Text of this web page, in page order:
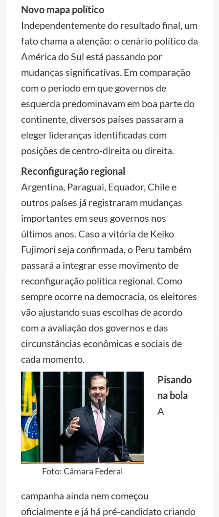
Novo mapa político
Independentemente do resultado final, um
fato chama a atenção: o cenário político da
América do Sul está passando por
mudanças significativas. Em comparação
com o período em que governos de
esquerda predominavam em boa parte do
continente, diversos países passaram a
eleger lideranças identificadas com
posições de centro-direita ou direita.
Reconfiguração regional
Argentina, Paraguai, Equador, Chile e
outros países já registraram mudanças
importantes em seus governos nos
últimos anos. Caso a vitória de Keiko
Fujimori seja confirmada, o Peru também
passará a integrar esse movimento de
reconfiguração política regional. Como
sempre ocorre na democracia, os eleitores
vão ajustando suas escolhas de acordo
com a avaliação dos governos e das
circunstâncias econômicas e sociais de
cada momento.
Foto: Câmara Federal
Pisando
na bola
A
campanha ainda nem começou
oficialmente e já há pré-candidato criando